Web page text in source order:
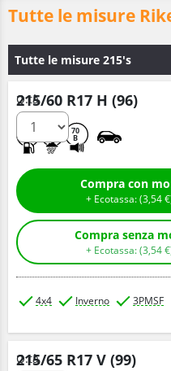
Tutte le misure
Tutte le misure 215's
215/60 R17 H (96)
70
B
Q.tà
+ Ecotassa: (3,54€
+ Ecotassa: (3,54€
4x4 Inverno 3PMSF
215/65 R17 V (99)
Q.tà